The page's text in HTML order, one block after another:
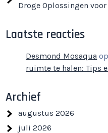
Droge Oplossingen
Laatste reacties
Desmond Mosaqua op
ruimte te halen: Tips
Archief
augustus 2026
juli 2026